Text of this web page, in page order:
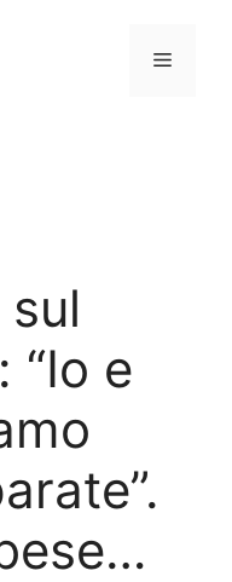
Menu
“Io e